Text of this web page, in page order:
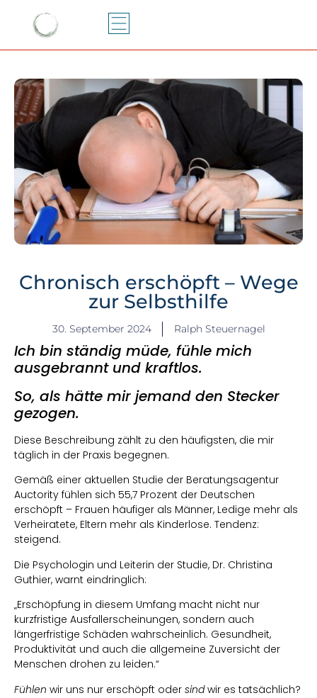
Chronisch erschöpft – Wege
zur Selbsthilfe
30. September 2024 Ralph Steuernagel
Ich bin ständig müde, fühle mich
ausgebrannt und kraftlos.
So, als hätte mir jemand den Stecker
gezogen.
Diese Beschreibung zählt zu den häufigsten, die mir
täglich in der Praxis begegnen.
Gemäß einer aktuellen Studie der Beratungsagentur
Auctority fühlen sich 55,7 Prozent der Deutschen
erschöpft – Frauen häufiger als Männer, Ledige mehr als
Verheiratete, Eltern mehr als Kinderlose. Tendenz:
steigend.
Die Psychologin und Leiterin der Studie, Dr. Christina
Guthier, warnt eindringlich:
„Erschöpfung in diesem Umfang macht nicht nur
kurzfristige Ausfallerscheinungen, sondern auch
längerfristige Schäden wahrscheinlich. Gesundheit,
Produktivität und auch die allgemeine Zuversicht der
Menschen drohen zu leiden.“
Fühlen wir uns nur erschöpft oder sindwir es tatsächlich?